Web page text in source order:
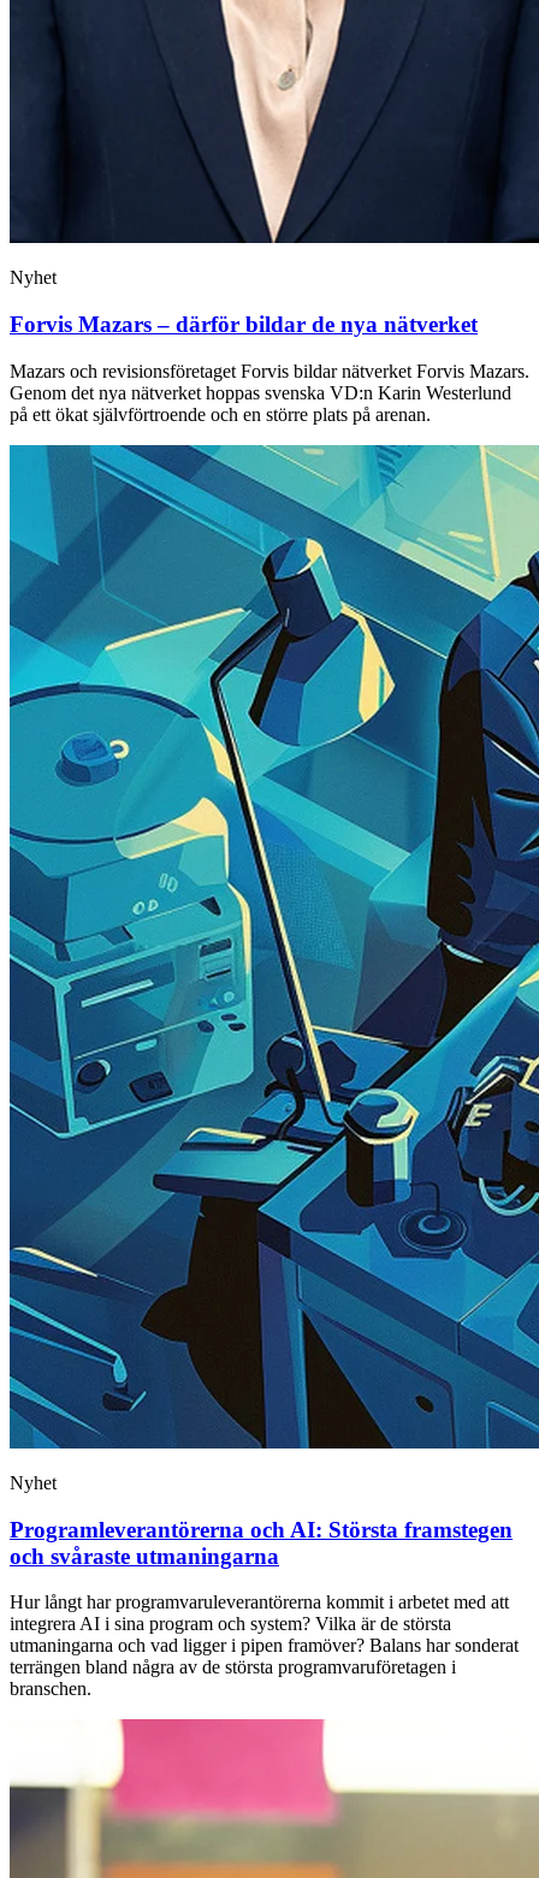
Nyhet
Forvis Mazars – därför bildar de nya nätverket
Mazars och revisionsföretaget Forvis bildar nätverket Forvis Mazars.
Genom det nya nätverket hoppas svenska VD:n Karin Westerlund
på ett ökat självförtroende och en större plats på arenan.
Nyhet
Programleverantörerna och AI: Största framstegen
och svåraste utmaningarna
Hur långt har programvaruleverantörerna kommit i arbetet med att
integrera AI i sina program och system? Vilka är de största
utmaningarna och vad ligger i pipen framöver? Balans har sonderat
terrängen bland några av de största programvaruföretagen i
branschen.